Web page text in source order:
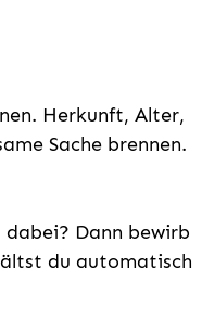
Herkunft, Alter,
Sache brennen.
Dann bewirb
du automatisch